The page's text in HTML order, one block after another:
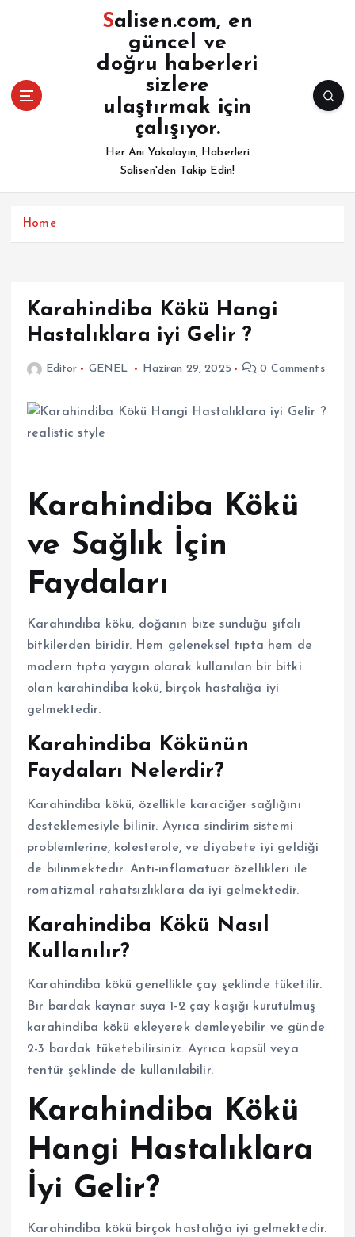
a
Salisen.com, en
güncel ve
doğru haberleri
sizlere
ulaştırmak için
çalışıyor.
Her Anı Yakalayın, Haberleri
Salisen'den Takip Edin!
Home
Karahindiba Kökü Hangi
Hastalıklara iyi Gelir ?
Editor GENEL Haziran 29, 2025 0 Comments
Karahindiba Kökü
ve Sağlık İçin
Faydaları
Karahindiba kökü, doğanın bize sunduğu şifalı
bitkilerden biridir. Hem geleneksel tıpta hem de
modern tıpta yaygın olarak kullanılan bir bitki
olan karahindiba kökü, birçok hastalığa iyi
gelmektedir.
Karahindiba Kökünün
Faydaları Nelerdir?
Karahindiba kökü, özellikle karaciğer sağlığını
desteklemesiyle bilinir. Ayrıca sindirim sistemi
problemlerine, kolesterole, ve diyabete iyi geldiği
de bilinmektedir. Anti-inflamatuar özellikleri ile
romatizmal rahatsızlıklara da iyi gelmektedir.
Karahindiba Kökü Nasıl
Kullanılır?
Karahindiba kökü genellikle çay şeklinde tüketilir.
Bir bardak kaynar suya 1-2 çay kaşığı kurutulmuş
karahindiba kökü ekleyerek demleyebilir ve günde
2-3 bardak tüketebilirsiniz. Ayrıca kapsül veya
tentür şeklinde de kullanılabilir.
Karahindiba Kökü
Hangi Hastalıklara
İyi Gelir?
Karahindiba kökü birçok hastalığa iyi gelmektedir.